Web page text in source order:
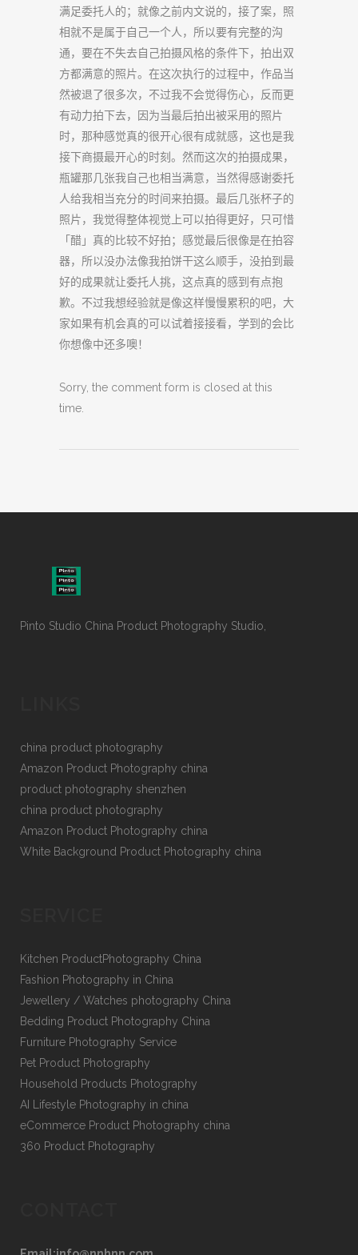
满足委托人的；就像之前内文说的，接了案，照
相就不是属于自己一个人，所以要有完整的沟
通，要在不失去自己拍摄风格的条件下，拍出双
方都满意的照片。在这次执行的过程中，作品当
然被退了很多次，不过我不会觉得伤心，反而更
有动力拍下去，因为当最后拍出被采用的照片
时，那种感觉真的很开心很有成就感，这也是我
接下商摄最开心的时刻。然而这次的拍摄成果，
瓶罐那几张我自己也相当满意，当然得感谢委托
人给我相当充分的时间来拍摄。最后几张杯子的
照片，我觉得整体视觉上可以拍得更好，只可惜
「醋」真的比较不好拍；感觉最后很像是在拍容
器，所以没办法像我拍饼干这么顺手，没拍到最
好的成果就让委托人挑，这点真的感到有点抱
歉。不过我想经验就是像这样慢慢累积的吧，大
家如果有机会真的可以试着接接看，学到的会比
你想像中还多噢！
Sorry, the comment form is closed at this
time.
Pinto Studio China Product Photography Studio,
china product photography
Amazon Product Photography china
product photography shenzhen
china product photography
Amazon Product Photography china
White Background Product Photography china
Kitchen ProductPhotography China
Fashion Photography in China
Jewellery / Watches photography China
Bedding Product Photography China
Furniture Photography Service
Pet Product Photography
Household Products Photography
AI Lifestyle Photography in china
eCommerce Product Photography china
360 Product Photography